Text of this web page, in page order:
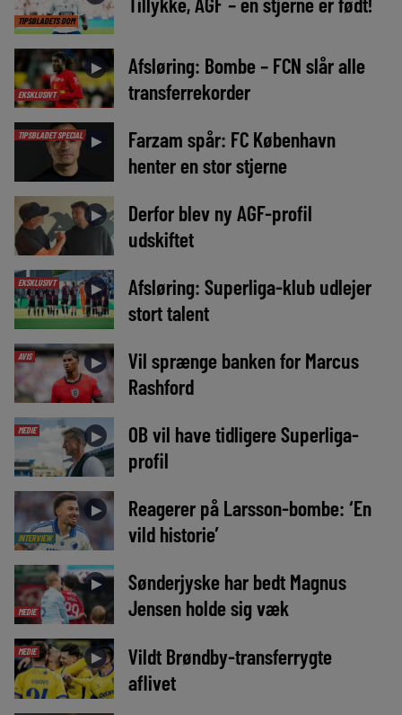
TIPSBLADETS DOM
EKSKLUSIVT
►
Afsløring: Bombe – FCN slår alle
transferrekorder
TIPSBLADET SPECIAL ►
Farzam spår: FC København
henter en stor stjerne
►
Derfor blev ny AGF-profil
udskiftet
EKSKLUSIVT ►
Afsløring: Superliga-klub udlejer
stort talent
AVIS ►
Vil sprænge banken for Marcus
Rashford
MEDIE ►
OB vil have tidligere Superliga-
profil
INTERVIEW
►
Reagerer på Larsson-bombe: ‘En
vild historie’
MEDIE
►
Sønderjyske har bedt Magnus
Jensen holde sig væk
MEDIE ►
Vildt Brøndby-transferrygte
aflivet